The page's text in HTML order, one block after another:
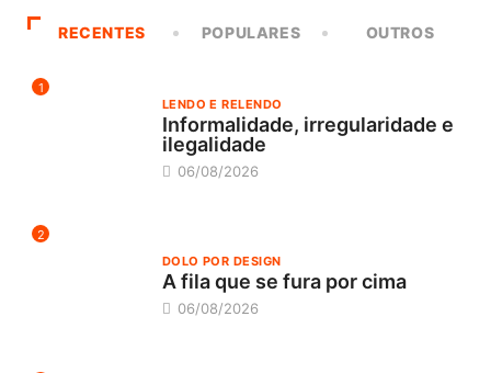
RECENTES POPULARES OUTROS
1
LENDO E RELENDO
Informalidade, irregularidade e
ilegalidade
06/08/2026
2
DOLO POR DESIGN
A fila que se fura por cima
06/08/2026